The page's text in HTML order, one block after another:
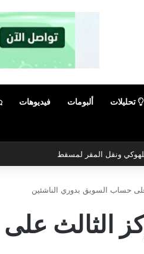
تحليلات ألبومات فيديوهات
ونقل المقر لمسقط
حساب السويق بدوري الناشئين
على